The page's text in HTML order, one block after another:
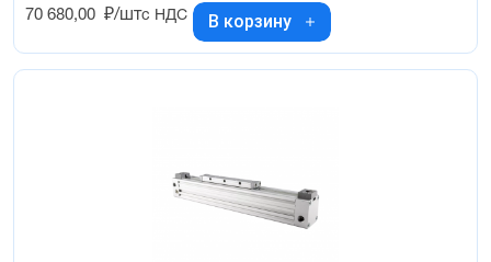
70 680,00 ₽/штс НДС В корзину